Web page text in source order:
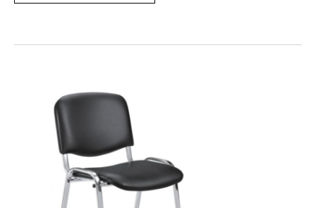
der
Produktseite
gewählt